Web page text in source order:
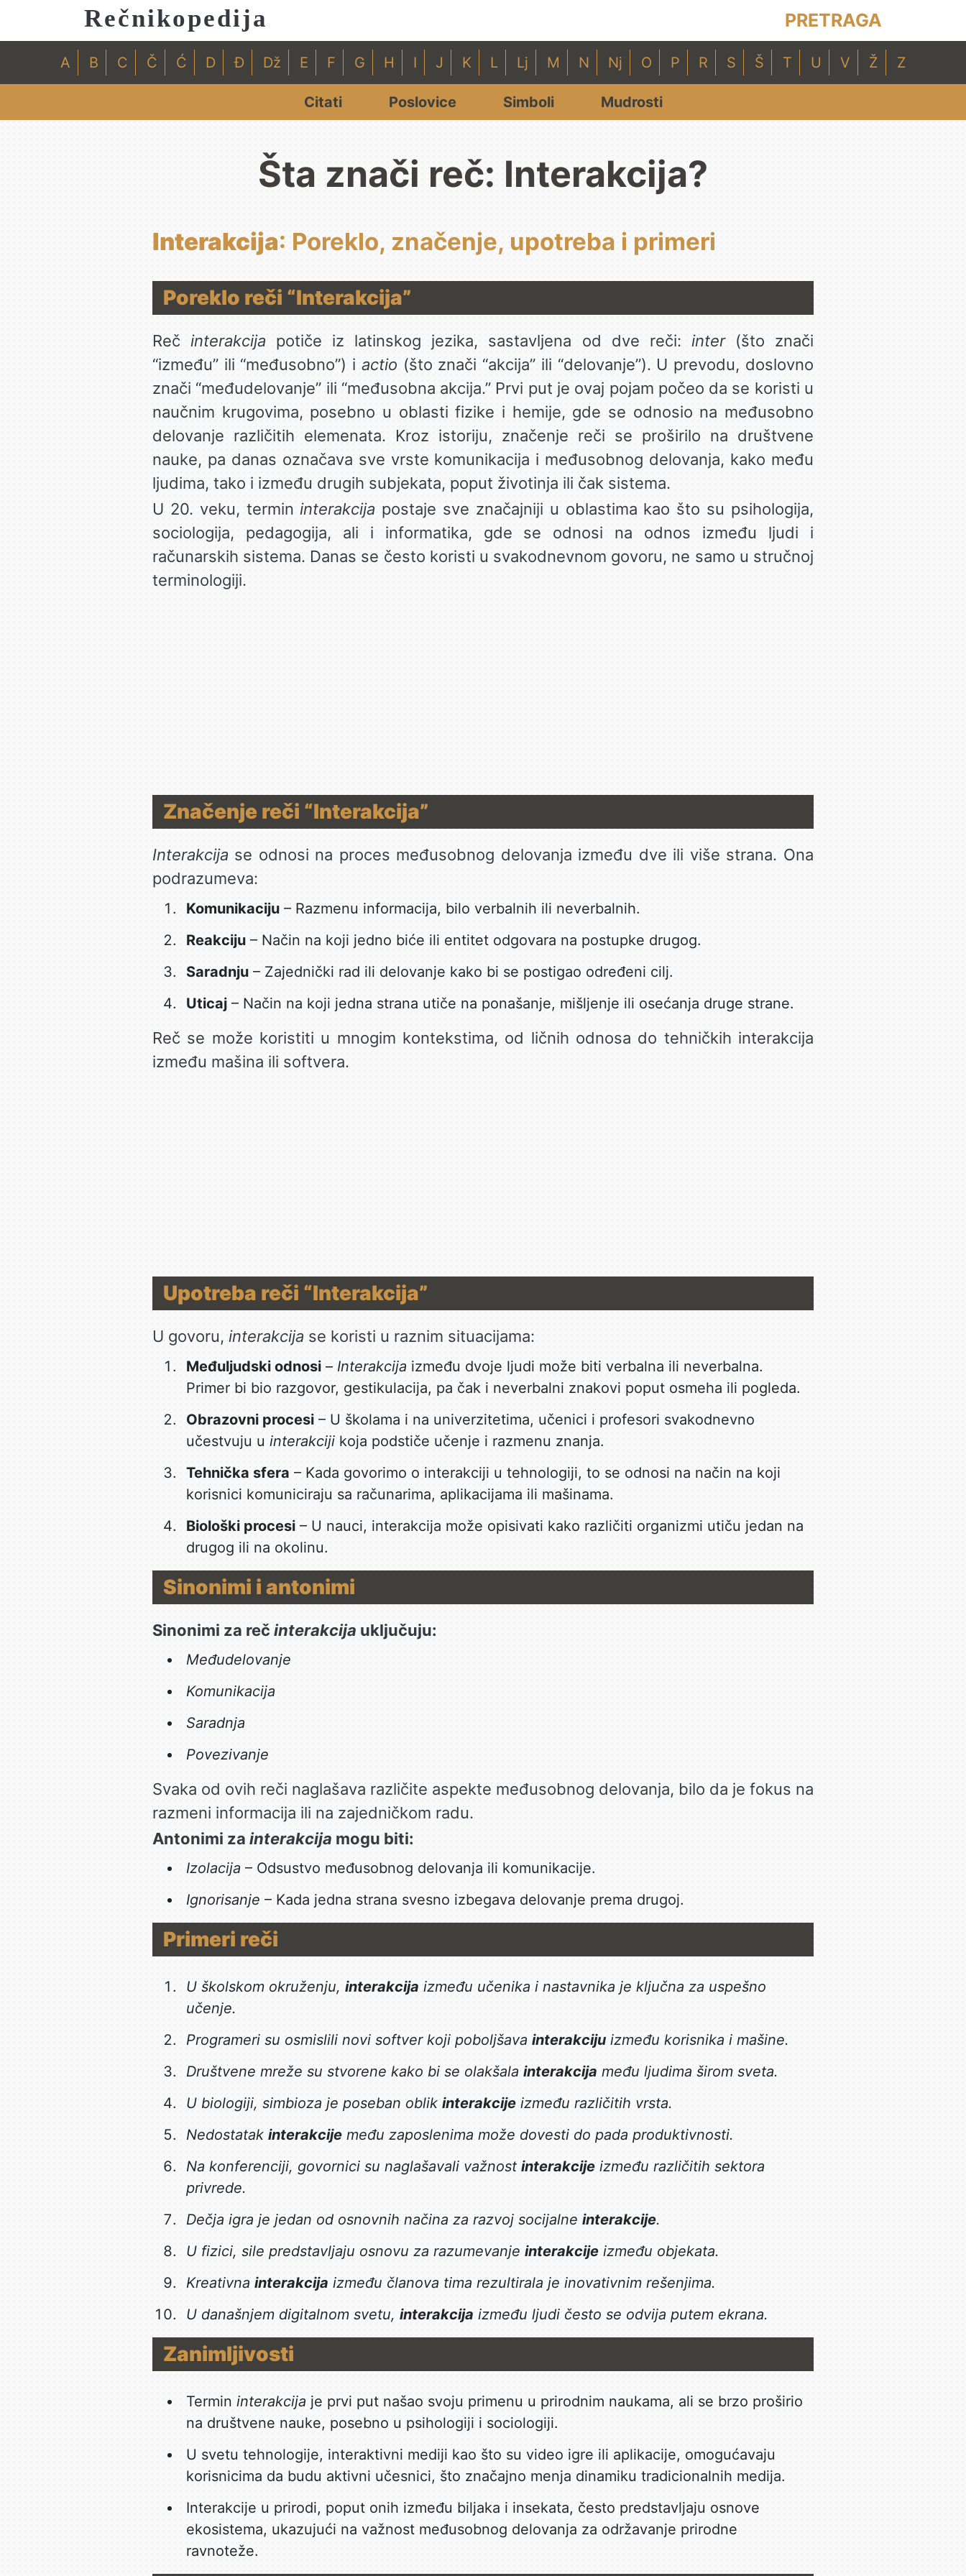
Rečnikopedija PRETRAGA
A B C Č Ć D Đ Dž E F G H I J K L Lj M N Nj O P R S Š T U V Ž Z
Citati Poslovice Simboli Mudrosti
Šta znači reč: Interakcija?
Interakcija: Poreklo, značenje, upotreba i primeri
Poreklo reči “Interakcija”
Rečinterakcijapotiče iz latinskog jezika, sastavljena od dve reči: inter(što znači
“između” ili “međusobno”) iactio(što znači “akcija” ili “delovanje”). U prevodu, doslovno
znači “međudelovanje” ili “međusobna akcija.” Prvi put je ovaj pojam počeo da se koristi u
naučnim krugovima, posebno u oblasti fizike i hemije, gde se odnosio na međusobno
delovanje različitih elemenata. Kroz istoriju, značenje reči se proširilo na društvene
nauke, pa danas označava sve vrste komunikacija i međusobnog delovanja, kako među
ljudima, tako i između drugih subjekata, poput životinja ili čak sistema.
U 20. veku, termininterakcijapostaje sve značajniji u oblastima kao što su psihologija,
sociologija, pedagogija, ali i informatika, gde se odnosi na odnos između ljudi i
računarskih sistema. Danas se često koristi u svakodnevnom govoru, ne samo u stručnoj
terminologiji.
Značenje reči “Interakcija”
Interakcija se odnosi na proces međusobnog delovanja između dve ili više strana. Ona
podrazumeva:
Komunikaciju– Razmenu informacija, bilo verbalnih ili neverbalnih.
Reakciju– Način na koji jedno biće ili entitet odgovara na postupke drugog.
Saradnju– Zajednički rad ili delovanje kako bi se postigao određeni cilj.
Uticaj– Način na koji jedna strana utiče na ponašanje, mišljenje ili osećanja druge strane.
Reč se može koristiti u mnogim kontekstima, od ličnih odnosa do tehničkih interakcija
između mašina ili softvera.
Upotreba reči “Interakcija”
U govoru,interakcija se koristi u raznim situacijama:
Međuljudski odnosi–Interakcija između dvoje ljudi može biti verbalna ili neverbalna.
Primer bi bio razgovor, gestikulacija, pa čak i neverbalni znakovi poput osmeha ili pogleda.
Obrazovni procesi– U školama i na univerzitetima, učenici i profesori svakodnevno
učestvuju uinterakcijikoja podstiče učenje i razmenu znanja.
Tehnička sfera– Kada govorimo o interakciji u tehnologiji, to se odnosi na način na koji
korisnici komuniciraju sa računarima, aplikacijama ili mašinama.
Biološki procesi– U nauci, interakcija može opisivati kako različiti organizmi utiču jedan na
drugog ili na okolinu.
Sinonimi i antonimi
Sinonimi za rečinterakcijauključuju:
Međudelovanje
Komunikacija
Saradnja
Povezivanje
Svaka od ovih reči naglašava različite aspekte međusobnog delovanja, bilo da je fokus na
razmeni informacija ili na zajedničkom radu.
Antonimi za interakcija mogu biti:
Izolacija – Odsustvo međusobnog delovanja ili komunikacije.
Ignorisanje– Kada jedna strana svesno izbegava delovanje prema drugoj.
Primeri reči
U školskom okruženju,interakcija između učenika i nastavnika je ključna za uspešno
učenje.
Programeri su osmislili novi softver koji poboljšava interakcijuizmeđu korisnika i mašine.
Društvene mreže su stvorene kako bi se olakšalainterakcija među ljudima širom sveta.
U biologiji, simbioza je poseban oblikinterakcijeizmeđu različitih vrsta.
Nedostatakinterakcijemeđu zaposlenima može dovesti do pada produktivnosti.
Na konferenciji, govornici su naglašavali važnostinterakcijeizmeđu različitih sektora
privrede.
Dečja igra je jedan od osnovnih načina za razvoj socijalne interakcije.
U fizici, sile predstavljaju osnovu za razumevanje interakcijeizmeđu objekata.
Kreativna interakcijaizmeđu članova tima rezultirala je inovativnim rešenjima.
U današnjem digitalnom svetu, interakcijaizmeđu ljudi često se odvija putem ekrana.
Zanimljivosti
Termininterakcijaje prvi put našao svoju primenu u prirodnim naukama, ali se brzo proširio
na društvene nauke, posebno u psihologiji i sociologiji.
U svetu tehnologije, interaktivni mediji kao što su video igre ili aplikacije, omogućavaju
korisnicima da budu aktivni učesnici, što značajno menja dinamiku tradicionalnih medija.
Interakcije u prirodi, poput onih između biljaka i insekata, često predstavljaju osnove
ekosistema, ukazujući na važnost međusobnog delovanja za održavanje prirodne
ravnoteže.